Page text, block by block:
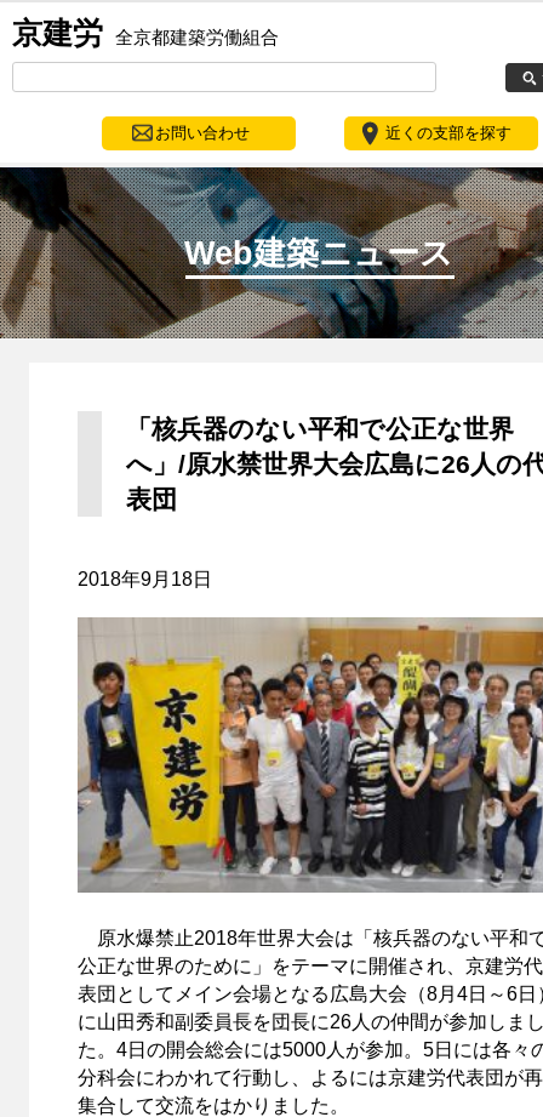
京建労 全京都建築労働組合
お問い合わせ 近くの支部を探す
Web建築ニュース
「核兵器のない平和で公正な世界
へ」/原水禁世界大会広島に26人の
表団
2018年9月18日
原水爆禁止2018年世界大会は「核兵器のない平和
公正な世界のために」をテーマに開催され、京建労代
表団としてメイン会場となる広島大会（8月4日～6日
に山田秀和副委員長を団長に26人の仲間が参加しま
た。4日の開会総会には5000人が参加。5日には各々
分科会にわかれて行動し、よるには京建労代表団が再
集合して交流をはかりました。